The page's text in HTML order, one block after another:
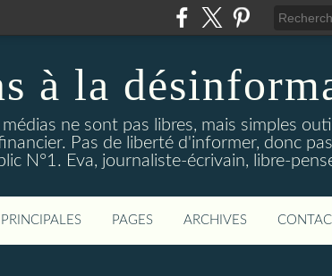
à la
ne sont pas libres, mais simples
Pas de liberté d'informer, donc
N°1. Eva, journaliste-écrivain, libre-
PAGES ARCHIVES